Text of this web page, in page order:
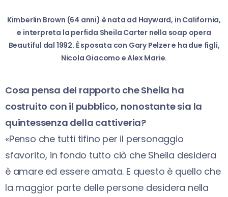
Kimberlin Brown (64 anni) è nata ad Hayward, in California,
e interpreta la perfida Sheila Carter nella soap opera
Beautiful dal 1992. È sposata con Gary Pelzer e ha due figli,
Nicola Giacomo e Alex Marie.
Cosa pensa del rapporto che Sheila ha
costruito con il pubblico, nonostante sia la
quintessenza della cattiveria?
«Penso che tutti tifino per il personaggio
sfavorito, in fondo tutto ciò che Sheila desidera
è amare ed essere amata. E questo è quello che
la maggior parte delle persone desidera nella